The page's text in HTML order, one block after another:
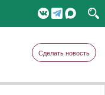
Сделать новость